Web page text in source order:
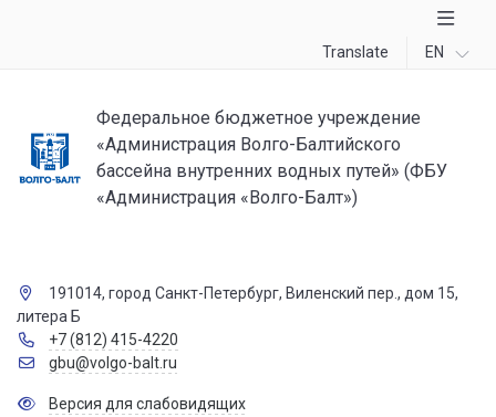
Translate EN
Федеральное бюджетное учреждение
«Администрация Волго-Балтийского
бассейна внутренних водных путей» (ФБУ
«Администрация «Волго-Балт»)
191014, город Санкт-Петербург, Виленский пер., дом 15,
литера Б
+7 (812) 415-4220
gbu@volgo-balt.ru
Версия для слабовидящих